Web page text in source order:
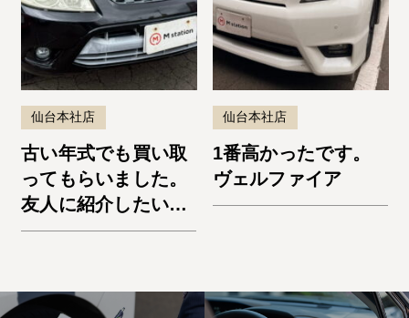
仙台本社店
古い年式でも買い取
ってもらいました。
友人に紹介したいと
思います。エスケー
仙台本社店
1番高かったです。
ヴェルファイア